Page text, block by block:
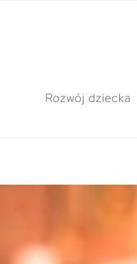
Rozwój dziecka